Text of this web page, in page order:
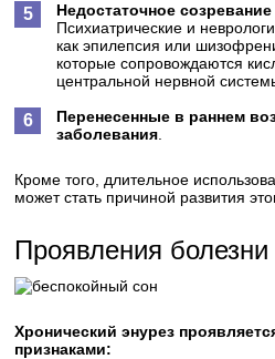
Недостаточное
Психиатрические и
как эпилепсия или
которые сопровождаются
центральной нервной
Перенесенные в раннем
заболевания
Кроме того, длительное
может стать причиной развития
Проявления болезни
Хронический энурез
признаками: